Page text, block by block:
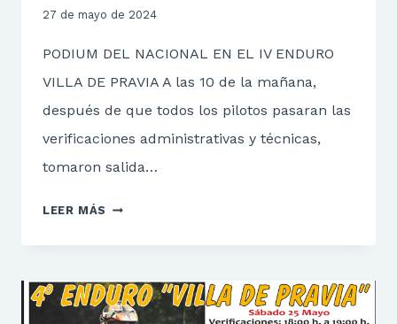
27 de mayo de 2024
PODIUM DEL NACIONAL EN EL IV ENDURO
VILLA DE PRAVIA A las 10 de la mañana,
después de que todos los pilotos pasaran las
verificaciones administrativas y técnicas,
tomaron salida…
LEER MÁS JULIO
Y
ABEL